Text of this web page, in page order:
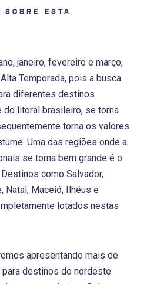
ESTA
janeiro, fevereiro e março,
Temporada, pois a busca
diferentes destinos
do litoral brasileiro, se torna
torna os valores
Uma das regiões onde a
se torna bem grande é o
como Salvador,
Natal, Maceió, Ilhéus e
lotados nestas
apresentando mais de
destinos do nordeste